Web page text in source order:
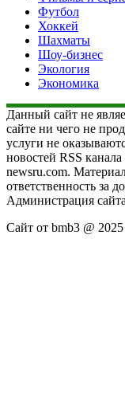
Футбол
Хоккей
Шахматы
Шоу-бизнес
Экология
Экономика
Данный сайт не
сайте ни чего не
услуги не
новостей RSS
newsru.com.
ответственность за
Администрация
Сайт от bmb3 @ 2025